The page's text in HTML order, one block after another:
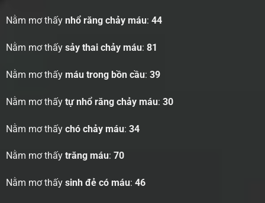
Nằm mơ thấy nhổ răng chảy máu: 44
Nằm mơ thấy sảy thai chảy máu: 81
Nằm mơ thấy máu trong bồn cầu: 39
Nằm mơ thấy tự nhổ răng chảy máu: 30
Nằm mơ thấy chó chảy máu: 34
Nằm mơ thấy trăng máu: 70
Nằm mơ thấy sinh đẻ có máu: 46